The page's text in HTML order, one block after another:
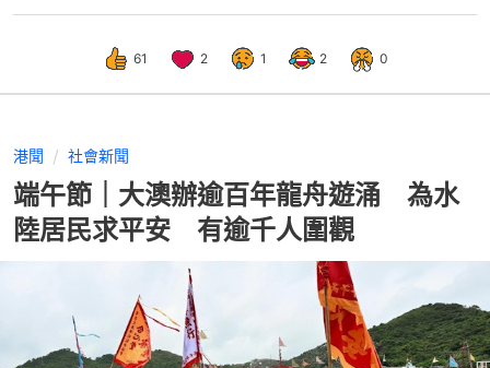
61 2 1 2 0
港聞 社會新聞
端午節｜大澳辦逾百年龍舟遊涌 為水
陸居民求平安 有逾千人圍觀